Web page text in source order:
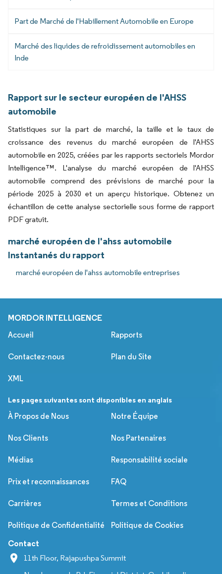
Part de Marché de l'Habillement Automobile en Europe
Marché des liquides de refroidissement automobiles en
Inde
Rapport sur le secteur européen de l'AHSS
automobile
Statistiques sur la part de marché, la taille et le taux de
croissance des revenus du marché européen de l'AHSS
automobile en 2025, créées par les rapports sectoriels Mordor
Intelligence™. L'analyse du marché européen de l'AHSS
automobile comprend des prévisions de marché pour la
période 2025 à 2030 et un aperçu historique. Obtenez un
échantillon de cette analyse sectorielle sous forme de rapport
PDF gratuit.
marché européen de l'ahss automobile
Instantanés du rapport
marché européen de l'ahss automobile entreprises
MORDOR INTELLIGENCE
Accueil Rapports
Contactez-nous Plan du Site
XML
Les pages suivantes sont disponibles en anglais
À Propos de Nous
Notre Équipe
Nos Clients Nos Partenaires
Médias Responsabilité sociale
Prix et reconnaissances FAQ
Carrières Termes et Conditions
Politique de Confidentialité Politique de Cookies
Contact
11th Floor, Rajapushpa Summit